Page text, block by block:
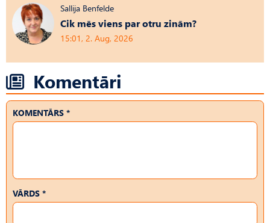
Sallija Benfelde
Cik mēs viens par otru zinām?
15:01, 2. Aug, 2026
Komentāri
KOMENTĀRS *
VĀRDS *